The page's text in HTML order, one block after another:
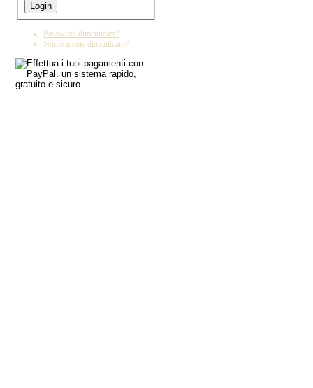
Password dimenticata?
Nome utente dimenticato?